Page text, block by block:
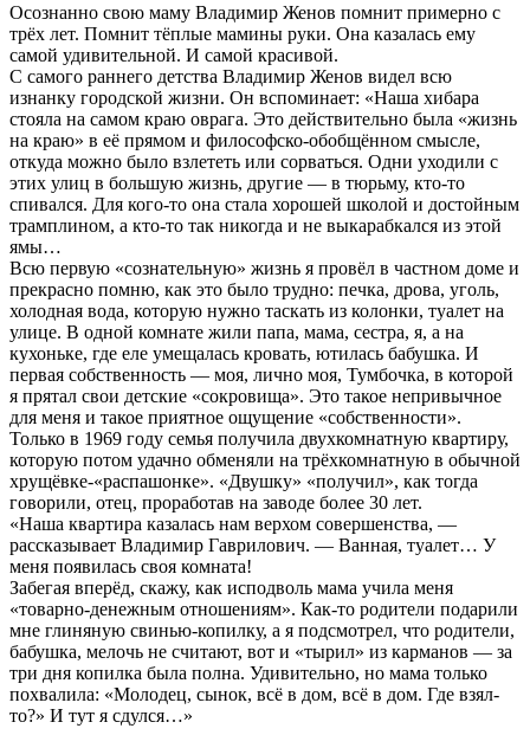
Осознанно свою маму Владимир Женов помнит примерно с
трёх лет. Помнит тёплые мамины руки. Она казалась ему
самой удивительной. И самой красивой.
С самого раннего детства Владимир Женов видел всю
изнанку городской жизни. Он вспоминает: «Наша хибара
стояла на самом краю оврага. Это действительно была «жизнь
на краю» в её прямом и философско-обобщённом смысле,
откуда можно было взлететь или сорваться. Одни уходили с
этих улиц в большую жизнь, другие — в тюрьму, кто-то
спивался. Для кого-то она стала хорошей школой и достойным
трамплином, а кто-то так никогда и не выкарабкался из этой
ямы…
Всю первую «сознательную» жизнь я провёл в частном доме и
прекрасно помню, как это было трудно: печка, дрова, уголь,
холодная вода, которую нужно таскать из колонки, туалет на
улице. В одной комнате жили папа, мама, сестра, я, а на
кухоньке, где еле умещалась кровать, ютилась бабушка. И
первая собственность — моя, лично моя, Тумбочка, в которой
я прятал свои детские «сокровища». Это такое непривычное
для меня и такое приятное ощущение «собственности».
Только в 1969 году семья получила двухкомнатную квартиру,
которую потом удачно обменяли на трёхкомнатную в обычной
хрущёвке-«распашонке». «Двушку» «получил», как тогда
говорили, отец, проработав на заводе более 30 лет.
«Наша квартира казалась нам верхом совершенства, —
рассказывает Владимир Гаврилович. — Ванная, туалет… У
меня появилась своя комната!
Забегая вперёд, скажу, как исподволь мама учила меня
«товарно-денежным отношениям». Как-то родители подарили
мне глиняную свинью-копилку, а я подсмотрел, что родители,
бабушка, мелочь не считают, вот и «тырил» из карманов — за
три дня копилка была полна. Удивительно, но мама только
похвалила: «Молодец, сынок, всё в дом, всё в дом. Где взял-
то?» И тут я сдулся…»